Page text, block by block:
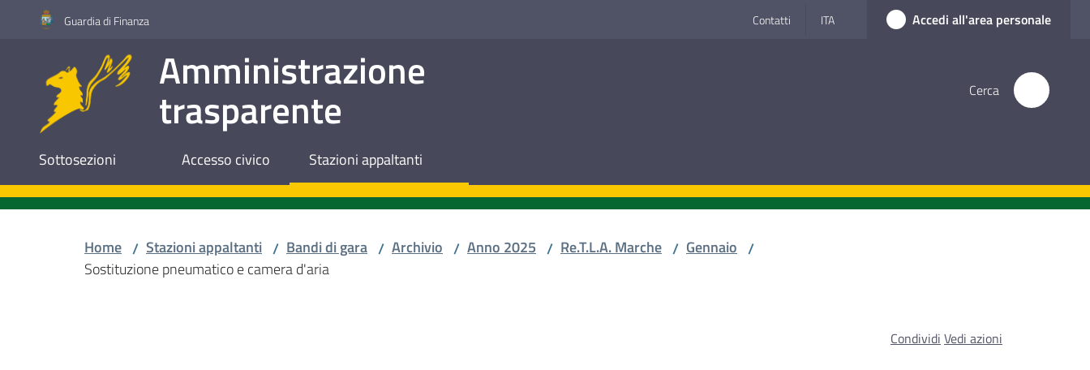
Vai al contenuto
Vai alla navigazione
Vai al footerGuardia di Finanza Contatti ITA Accedi all'area personale
Amministrazione
trasparente Cerca
Sottosezioni Accesso civico Stazioni appaltanti
Home / Stazioni appaltanti / Bandi di gara / Archivio / Anno 2025 / Re.T.L.A. Marche / Gennaio /
Sostituzione pneumatico e camera d'aria
Condividi Vedi azioni